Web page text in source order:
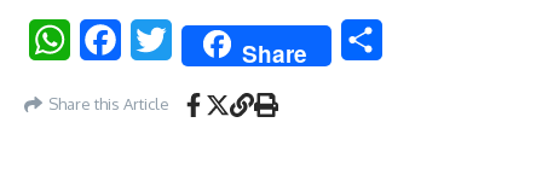
WhatsAppFacebookTwitter Share
Share this Article